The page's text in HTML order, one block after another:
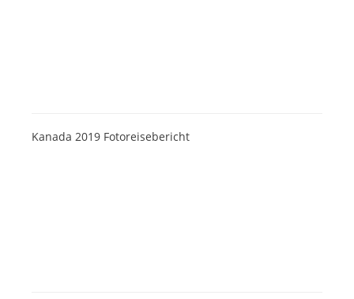
Kanada 2019 Fotoreisebericht